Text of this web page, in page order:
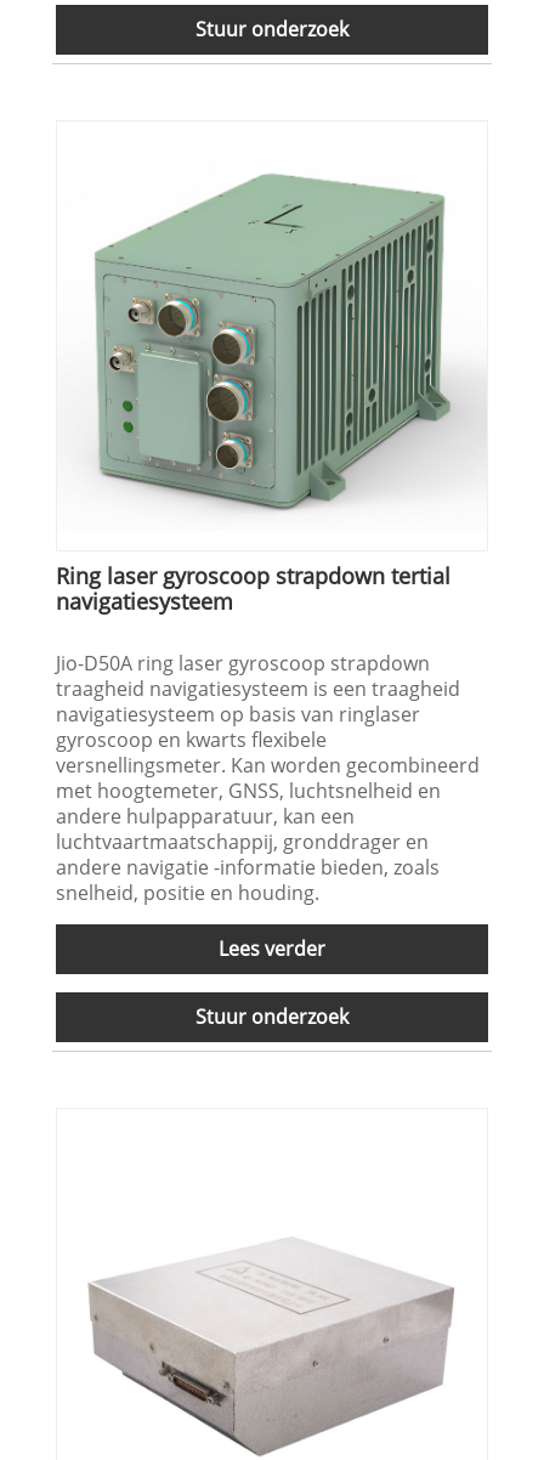
Stuur onderzoek
Ring laser gyroscoop strapdown tertial
navigatiesysteem
Jio-D50A ring laser gyroscoop strapdown
traagheid navigatiesysteem is een traagheid
navigatiesysteem op basis van ringlaser
gyroscoop en kwarts flexibele
versnellingsmeter. Kan worden gecombineerd
met hoogtemeter, GNSS, luchtsnelheid en
andere hulpapparatuur, kan een
luchtvaartmaatschappij, gronddrager en
andere navigatie -informatie bieden, zoals
snelheid, positie en houding.
Lees verder
Stuur onderzoek